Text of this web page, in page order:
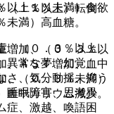
（１％以上）転倒・
増加、（０．３％以
、ＡＳＴ増加、血中
、（０．３％未満）
中カリウム減少。
以上１％未満）食欲
満）高血糖。
、（０．３％以上
異常な夢、幻覚、
さ、気分動揺、抑う
睡眠障害、思考異
症、激越、喚語困